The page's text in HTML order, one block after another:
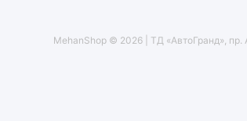
MehanShop © 2026 | ТД «АвтоГранд», пр.